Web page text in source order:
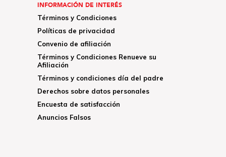
INFORMACIÓN DE INTERÉS
Términos y Condiciones
Políticas de privacidad
Convenio de afiliación
Términos y Condiciones Renueve su
Afiliación
Términos y condiciones día del padre
Derechos sobre datos personales
Encuesta de satisfacción
Anuncios Falsos